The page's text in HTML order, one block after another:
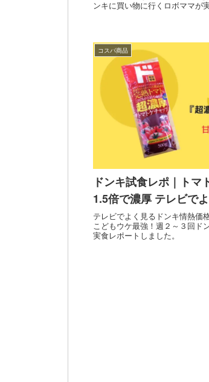
ンキに買い物に行くロボママが
コスパ商品
ドンキ試食レポ｜トマ
1.5倍で濃厚 テレビで
テレビでよく見るドンキ情熱価
こどもウケ最強！週２～３回ド
実食レポートしました。